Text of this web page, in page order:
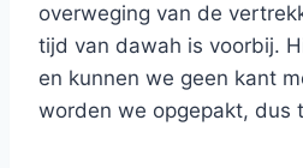
overweging van de
tijd van dawah is voorbij.
en kunnen we geen kant
worden we opgepakt, dus